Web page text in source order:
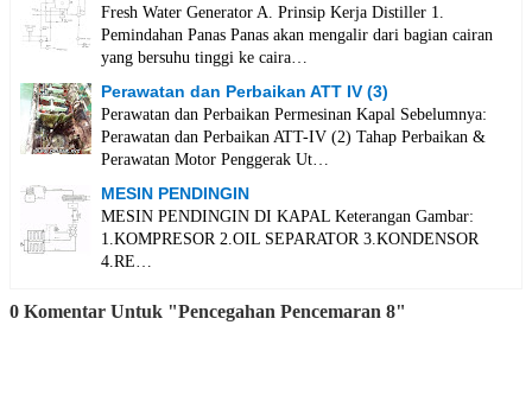
Fresh Water Generator A. Prinsip Kerja Distiller 1.
Pemindahan Panas Panas akan mengalir dari bagian cairan
yang bersuhu tinggi ke caira…
Perawatan dan Perbaikan ATT IV (3)
Perawatan dan Perbaikan Permesinan Kapal Sebelumnya:
Perawatan dan Perbaikan ATT-IV (2) Tahap Perbaikan &
Perawatan Motor Penggerak Ut…
MESIN PENDINGIN
MESIN PENDINGIN DI KAPAL Keterangan Gambar:
1.KOMPRESOR 2.OIL SEPARATOR 3.KONDENSOR
4.RE…
0 Komentar Untuk "Pencegahan Pencemaran 8"